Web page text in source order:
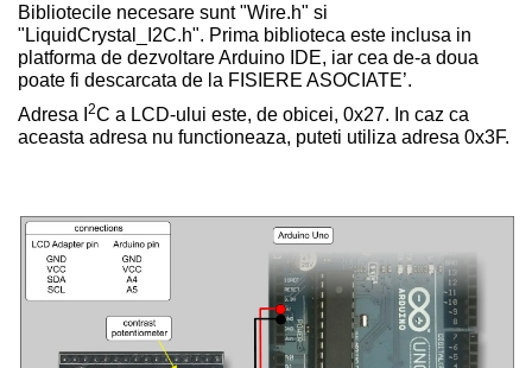
Bibliotecile necesare sunt "Wire.h" si
"LiquidCrystal_I2C.h". Prima biblioteca este inclusa in
platforma de dezvoltare Arduino IDE, iar cea de-a doua
poate fi descarcata de la FISIERE ASOCIATE’.
Adresa I
2C a LCD-ului este, de obicei, 0x27. In caz ca
aceasta adresa nu functioneaza, puteti utiliza adresa 0x3F.